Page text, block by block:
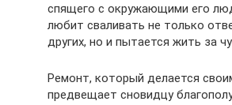
спящего с окружающими его
любит сваливать не только
других, но и пытается жить за
Ремонт, который делается
предвещает сновидцу